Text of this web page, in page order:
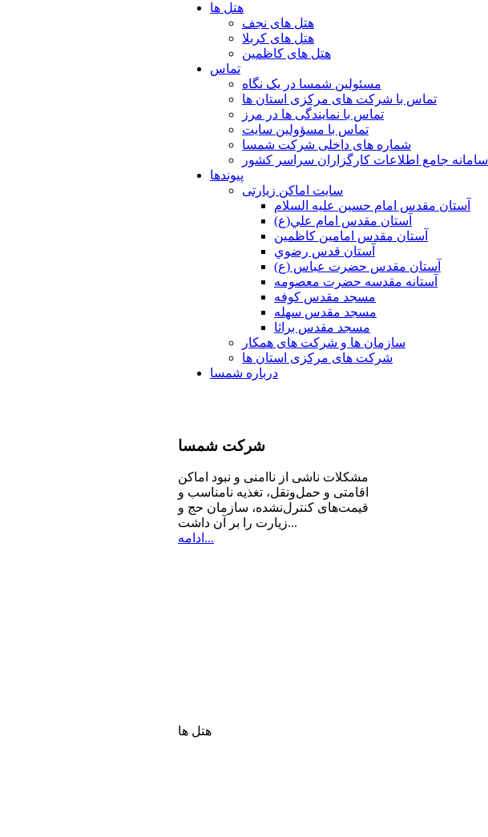
هتل ها
هتل های نجف
هتل های کربلا
هتل های کاظمین
تماس
مسئولین شمسا در یک نگاه
تماس با شرکت های مرکزی استان ها
تماس با نمایندگی ها در مرز
تماس با مسؤولین سایت
شماره های داخلی شرکت شمسا
سامانه جامع اطلاعات کارگزاران سراسر کشور
پیوندها
سایت اماکن زیارتی
آستان مقدس امام حسين عليه السلام
آستان مقدس امام علي(ع)
آستان مقدس امامين كاظمين
آستان قدس رضوي
آستان مقدس حضرت عباس (ع)
آستانه مقدسه حضرت معصومه
مسجد مقدس كوفه
مسجد مقدس سهله
مسجد مقدس براثا
سازمان ها و شرکت های همکار
شرکت های مرکزی استان ها
درباره شمسا
شرکت شمسا
مشكلات ناشی از ناامنی و نبود اماكن
اقامتی و حمل‌ونقل، تغذیه‌ نامناسب و
قیمت‌های كنترل‌نشده، سازمان حج و
زیارت را بر آن داشت...
ادامه...
هتل ها